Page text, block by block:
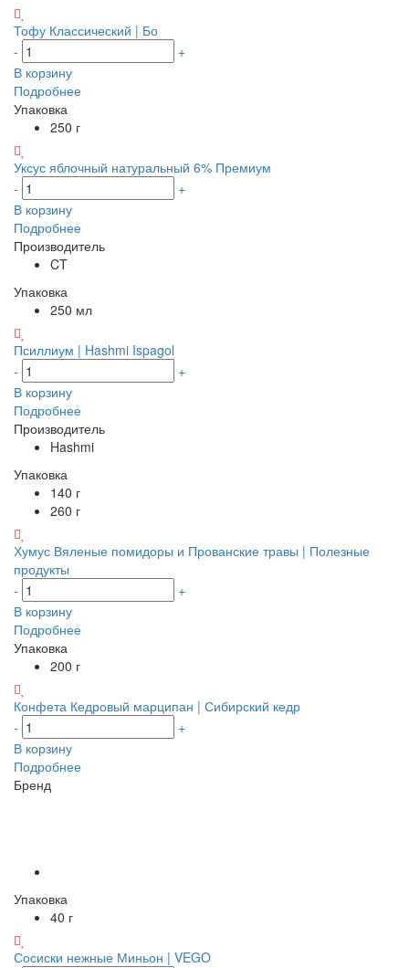
Тофу Классический | Бо
-
+
В корзину
Подробнее
Упаковка
250 г
Уксус яблочный натуральный 6% Премиум
-
+
В корзину
Подробнее
Производитель
CT
Упаковка
250 мл
Псиллиум | Hashmi Ispagol
-
+
В корзину
Подробнее
Производитель
Hashmi
Упаковка
140 г
260 г
Хумус Вяленые помидоры и Прованские травы | Полезные
продукты
-
+
В корзину
Подробнее
Упаковка
200 г
Конфета Кедровый марципан | Сибирский кедр
-
+
В корзину
Подробнее
Бренд
Упаковка
40 г
Сосиски нежные Миньон | VEGO